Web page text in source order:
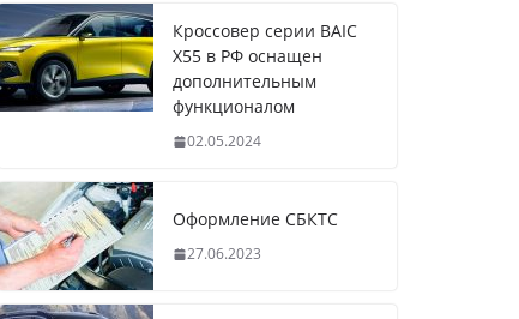
Кроссовер серии BAIC
X55 в РФ оснащен
дополнительным
функционалом
02.05.2024
Оформление СБКТС
27.06.2023